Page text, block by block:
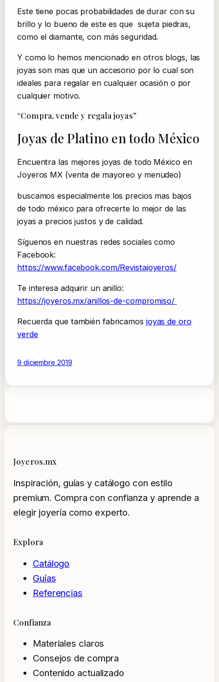
Este tiene pocas probabilidades de durar con su
brillo y lo bueno de este es que sujeta piedras,
como el diamante, con más seguridad.
Y como lo hemos mencionado en otros blogs, las
joyas son mas que un accesorio por lo cual son
ideales para regalar en cualquier ocasión o por
cualquier motivo.
“Compra, vende y regala joyas”
Joyas de Platino en todo México
Encuentra las mejores joyas de todo México en
Joyeros MX (venta de mayoreo y menudeo)
buscamos especialmente los precios mas bajos
de todo méxico para ofrecerte lo mejor de las
joyas a precios justos y de calidad.
Síguenos en nuestras redes sociales como
Facebook:
https://www.facebook.com/Revistajoyeros/
Te interesa adquirir un anillo:
https://joyeros.mx/anillos-de-compromiso/
Recuerda que también fabricamos joyas de oro
verde
9 diciembre 2019
Joyeros.mx
Inspiración, guías y catálogo con estilo
premium. Compra con confianza y aprende a
elegir joyería como experto.
Explora
Catálogo
Guías
Referencias
Confianza
Materiales claros
Consejos de compra
Contenido actualizado